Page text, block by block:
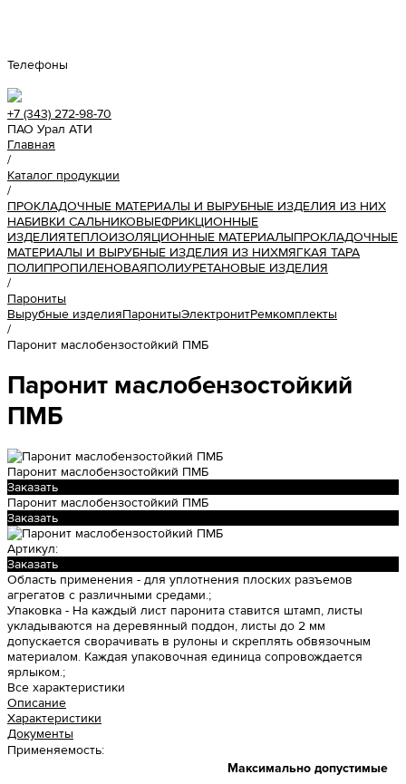
Телефоны
+7 (343) 272-98-70
ПАО Урал АТИ
Главная
/
Каталог продукции
/
ПРОКЛАДОЧНЫЕ МАТЕРИАЛЫ И ВЫРУБНЫЕ ИЗДЕЛИЯ ИЗ НИХ
НАБИВКИ САЛЬНИКОВЫЕФРИКЦИОННЫЕ
ИЗДЕЛИЯТЕПЛОИЗОЛЯЦИОННЫЕ МАТЕРИАЛЫПРОКЛАДОЧНЫЕ
МАТЕРИАЛЫ И ВЫРУБНЫЕ ИЗДЕЛИЯ ИЗ НИХМЯГКАЯ ТАРА
ПОЛИПРОПИЛЕНОВАЯПОЛИУРЕТАНОВЫЕ ИЗДЕЛИЯ
/
Парониты
Вырубные изделияПаронитыЭлектронитРемкомплекты
/
Паронит маслобензостойкий ПМБ
Паронит маслобензостойкий
ПМБ
Паронит маслобензостойкий ПМБ
Заказать
Паронит маслобензостойкий ПМБ
Заказать
Артикул:
Заказать
Область применения - для уплотнения плоских разъемов
агрегатов с различными средами.;
Упаковка - На каждый лист паронита ставится штамп, листы
укладываются на деревянный поддон, листы до 2 мм
допускается сворачивать в рулоны и скреплять обвязочным
материалом. Каждая упаковочная единица сопровождается
ярлыком.;
Все характеристики
Описание
Характеристики
Документы
Применяемость:
Максимально допустимые